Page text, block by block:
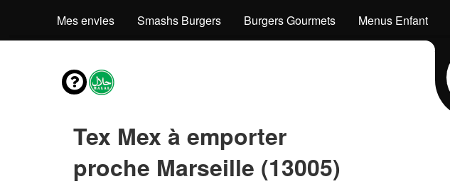
Mes envies Smashs Burgers Burgers Gourmets Menus Enfant
Tex Mex à emporter
proche Marseille (13005)